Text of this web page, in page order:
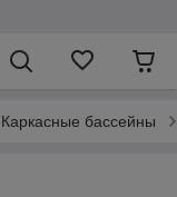
Каркасные бассейны